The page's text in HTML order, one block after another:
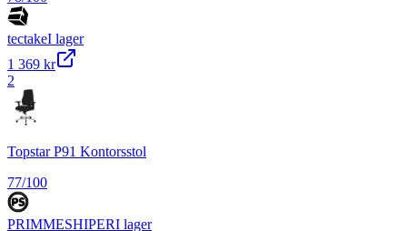
tectakeI lager
1 369 kr
2
Topstar P91 Kontorsstol
77/100
PRIMMESHIPERI lager